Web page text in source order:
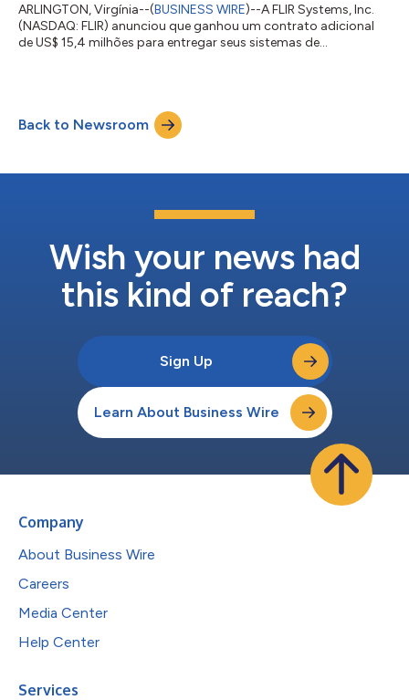
ARLINGTON, Virgínia--(BUSINESS WIRE)--A FLIR Systems, Inc.
(NASDAQ: FLIR) anunciou que ganhou um contrato adicional
de US$ 15,4 milhões para entregar seus sistemas de
sendo usados para aumentar as capacidades de vigilância e
reconhecimento em nível de esquadrão e de pequenas
unidades, como parte do programa de sensores tra...
Back to Newsroom
Wish your news had
this kind of reach?
Sign Up
Learn About Business Wire
Company
About Business Wire
Careers
Media Center
Help Center
Services